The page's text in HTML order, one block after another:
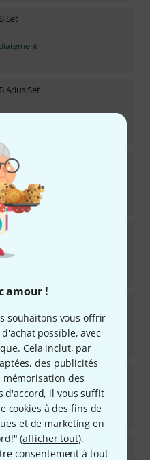
amour !
souhaitons vous offrir
possible, avec
Cela inclut, par
des publicités
des
d'accord, il vous suffit
cookies à des fins de
et de marketing en
(afficher tout).
consentement à tout
Set
Arius Set
Arius
Set
WH Set